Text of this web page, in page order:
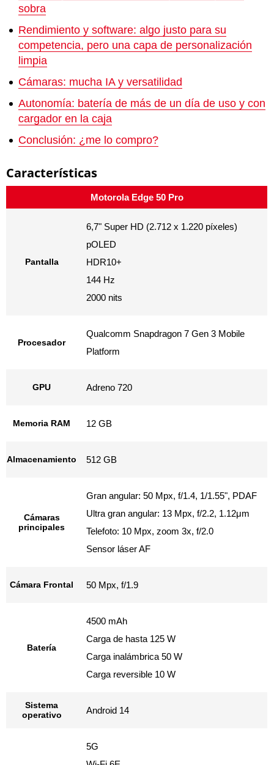
sobra
Rendimiento y software: algo justo para su
competencia, pero una capa de personalización
limpia
Cámaras: mucha IA y versatilidad
Autonomía: batería de más de un día de uso y con
cargador en la caja
Conclusión: ¿me lo compro?
Características
Motorola Edge 50 Pro
Pantalla
6,7" Super HD (2.712 x 1.220 píxeles)
pOLED
HDR10+
144 Hz
2000 nits
Procesador
Qualcomm Snapdragon 7 Gen 3 Mobile
Platform
GPU Adreno 720
Memoria RAM 12 GB
Almacenamiento 512 GB
Cámaras
principales
Gran angular: 50 Mpx, f/1.4, 1/1.55", PDAF
Ultra gran angular: 13 Mpx, f/2.2, 1.12μm
Telefoto: 10 Mpx, zoom 3x, f/2.0
Sensor láser AF
Cámara Frontal 50 Mpx, f/1.9
Batería
4500 mAh
Carga de hasta 125 W
Carga inalámbrica 50 W
Carga reversible 10 W
Sistema
operativo
Android 14
5G